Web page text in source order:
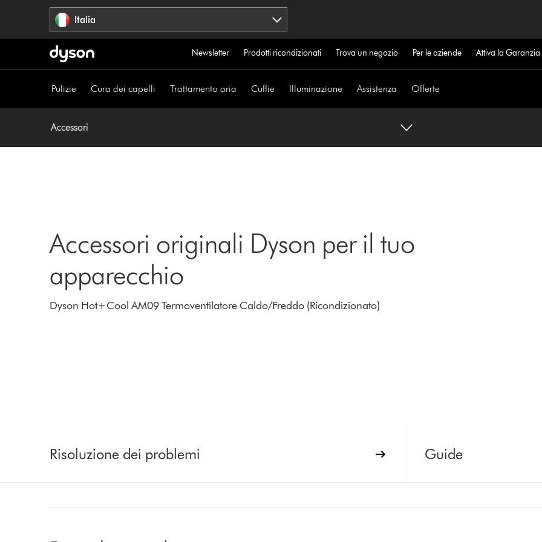
Italia
Newsletter Prodotti ricondizionati Trova un negozio Per le aziende Attiva la
Pulizie Cura dei capelli Trattamento aria Cuffie Illuminazione Assistenza Offerte
Accessori
Accessori originali Dyson per il tuo
apparecchio
Dyson Hot+Cool AM09 Termoventilatore Caldo/Freddo (Ricondizionato)
Risoluzione dei problemi Guide